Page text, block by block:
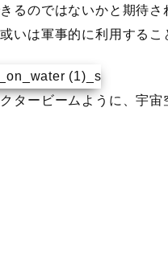
るのではないかと期待
いは軍事的に利用するこ
タービームように、宇